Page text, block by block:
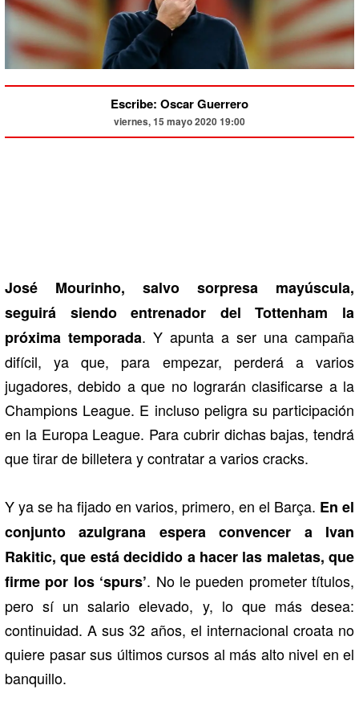
Escribe: Oscar Guerrero
viernes, 15 mayo 2020 19:00
José Mourinho, salvo sorpresa mayúscula,
seguirá siendo entrenador del Tottenham la
próxima temporada. Y apunta a ser una campaña
difícil, ya que, para empezar, perderá a varios
jugadores, debido a que no lograrán clasificarse a la
Champions League. E incluso peligra su participación
en la Europa League. Para cubrir dichas bajas, tendrá
que tirar de billetera y contratar a varios cracks.
Y ya se ha fijado en varios, primero, en el Barça. En el
conjunto azulgrana espera convencer a Ivan
Rakitic, que está decidido a hacer las maletas, que
firme por los ‘spurs’. No le pueden prometer títulos,
pero sí un salario elevado, y, lo que más desea:
continuidad. A sus 32 años, el internacional croata no
quiere pasar sus últimos cursos al más alto nivel en el
banquillo.